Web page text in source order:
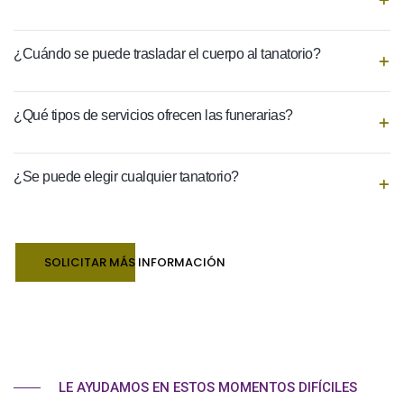
¿Cuándo se puede trasladar el cuerpo al tanatorio?
¿Qué tipos de servicios ofrecen las funerarias?
¿Se puede elegir cualquier tanatorio?
SOLICITAR MÁS INFORMACIÓN
LE AYUDAMOS EN ESTOS MOMENTOS DIFÍCILES